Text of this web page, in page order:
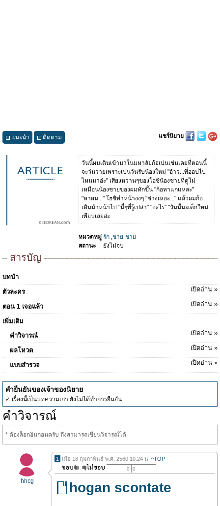
แนะนำ ติดตาม แชร์นิยาย
วันนี้ผมเดินเข้ามาในมหาลัยก้อเปนเช่นเคยที่ตอนนี้
จะว่นวายเพราะเปนวันรับน้องใหม่ "อ้าว...พี่ฮอปไป
ไหนมาอ่ะ" เสียงหวานๆของโฮชิน้องชายที่ดูไม่
เหมือนน้องชายของผมทักขึ้น "ก้อหาแกแหละ"
"หาผม..." โฮชิทำหน้างงๆ "ช่างเหอะ..." แล้วผมก้อ
เดินนำหน้าไป "นี่ๆพี่รู้เปล่า" "อะไร" "วันนี้นะเด็กใหม่
เพียบเลยอ่ะ
หมวดหมู่ รัก ,ชาย-ชาย
สถานะ
ยังไม่จบ
สารบัญ
บทนำ
ตัวละคร
เปิดอ่าน »
ตอน 1 เจอแล้ว เปิดอ่าน »
เพิ่มเติม
คำวิจารณ์
เปิดอ่าน »
ผลโหวต เปิดอ่าน »
แบบสำรวจ เปิดอ่าน »
คำยืนยันของเจ้าของนิยาย
✓ เรื่องนี้เป็นบทความเก่า ยังไม่ได้ทำการยืนยัน
คำวิจารณ์
* ต้องล็อกอินก่อนครับ ถึงสามารถเขียนวิจารณ์ได้
hhcg
1 เมื่อ 18 กุมภาพันธ์ พ.ศ. 2560 10.24 น. ^TOP
0 0
hogan scontate